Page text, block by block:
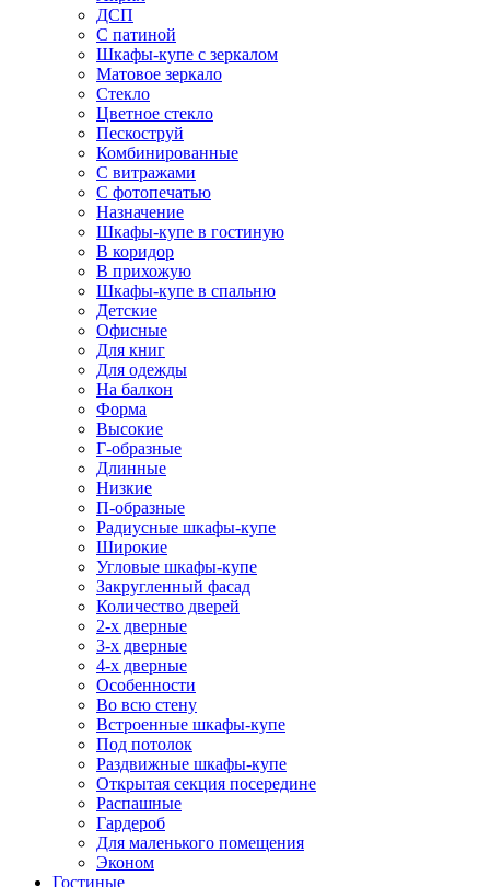
ДСП
С патиной
Шкафы-купе с зеркалом
Матовое зеркало
Стекло
Цветное стекло
Пескоструй
Комбинированные
С витражами
С фотопечатью
Назначение
Шкафы-купе в гостиную
В коридор
В прихожую
Шкафы-купе в спальню
Детские
Офисные
Для книг
Для одежды
На балкон
Форма
Высокие
Г-образные
Длинные
Низкие
П-образные
Радиусные шкафы-купе
Широкие
Угловые шкафы-купе
Закругленный фасад
Количество дверей
2-х дверные
3-х дверные
4-х дверные
Особенности
Во всю стену
Встроенные шкафы-купе
Под потолок
Раздвижные шкафы-купе
Открытая секция посередине
Распашные
Гардероб
Для маленького помещения
Эконом
Гостиные